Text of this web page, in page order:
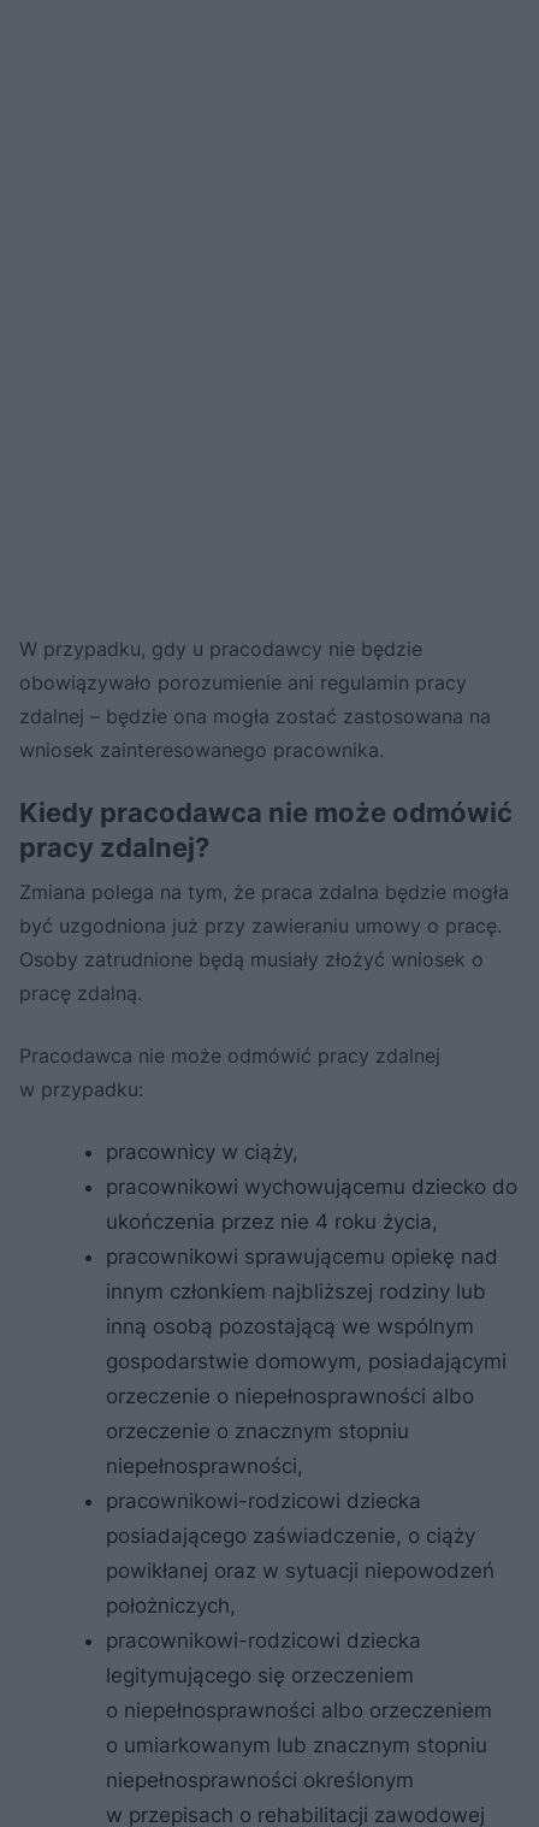
W przypadku, gdy u pracodawcy nie będzie
obowiązywało porozumienie ani regulamin pracy
zdalnej – będzie ona mogła zostać zastosowana na
wniosek zainteresowanego pracownika.
Kiedy pracodawca nie może odmówić
pracy zdalnej?
Zmiana polega na tym, że praca zdalna będzie mogła
być uzgodniona już przy zawieraniu umowy o pracę.
Osoby zatrudnione będą musiały złożyć wniosek o
pracę zdalną.
Pracodawca nie może odmówić pracy zdalnej
w przypadku:
pracownicy w ciąży,
pracownikowi wychowującemu dziecko do
ukończenia przez nie 4 roku życia,
pracownikowi sprawującemu opiekę nad
innym członkiem najbliższej rodziny lub
inną osobą pozostającą we wspólnym
gospodarstwie domowym, posiadającymi
orzeczenie o niepełnosprawności albo
orzeczenie o znacznym stopniu
niepełnosprawności,
pracownikowi-rodzicowi dziecka
posiadającego zaświadczenie, o ciąży
powikłanej oraz w sytuacji niepowodzeń
położniczych,
pracownikowi-rodzicowi dziecka
legitymującego się orzeczeniem
o niepełnosprawności albo orzeczeniem
o umiarkowanym lub znacznym stopniu
niepełnosprawności określonym
w przepisach o rehabilitacji zawodowej